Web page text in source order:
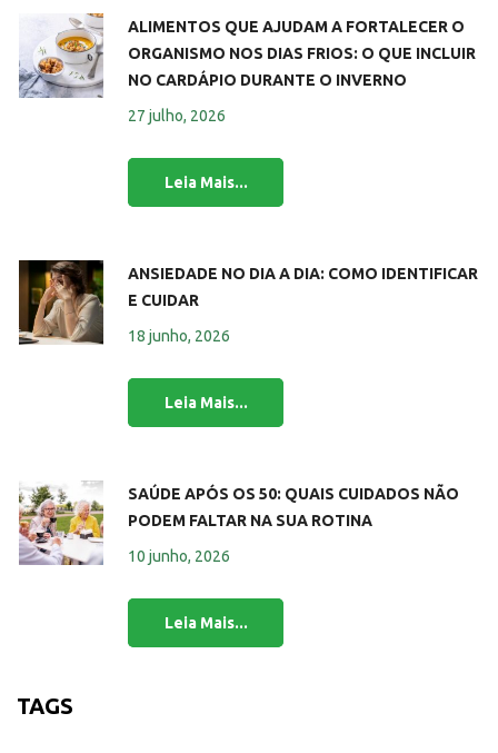
ALIMENTOS QUE AJUDAM A FORTALECER O
ORGANISMO NOS DIAS FRIOS: O QUE INCLUIR
NO CARDÁPIO DURANTE O INVERNO
27 julho, 2026
ANSIEDADE NO DIA A DIA: COMO IDENTIFICAR
E CUIDAR
18 junho, 2026
SAÚDE APÓS OS 50: QUAIS CUIDADOS NÃO
PODEM FALTAR NA SUA ROTINA
10 junho, 2026
TAGS